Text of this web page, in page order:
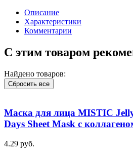
Описание
Характеристики
Комментарии
С этим товаром
Найдено товаров:
Сбросить все
Маска для лица MISTIC
Days Sheet Mask с
4.29 руб.